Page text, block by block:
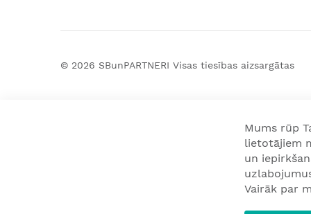
© 2026 SBunPARTNERI Visas tiesības aizsargātas
Mums rūp
lietotājiem
un
Vairāk par